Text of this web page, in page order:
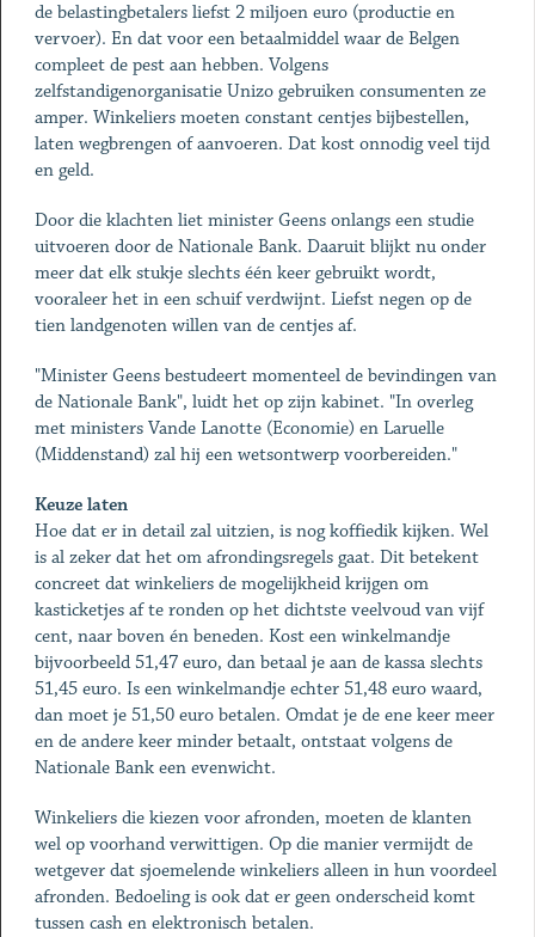
de belastingbetalers liefst 2 miljoen euro (productie en
vervoer). En dat voor een betaalmiddel waar de Belgen
compleet de pest aan hebben. Volgens
zelfstandigenorganisatie Unizo gebruiken consumenten ze
amper. Winkeliers moeten constant centjes bijbestellen,
laten wegbrengen of aanvoeren. Dat kost onnodig veel tijd
en geld.
Door die klachten liet minister Geens onlangs een studie
uitvoeren door de Nationale Bank. Daaruit blijkt nu onder
meer dat elk stukje slechts één keer gebruikt wordt,
vooraleer het in een schuif verdwijnt. Liefst negen op de
tien landgenoten willen van de centjes af.
"Minister Geens bestudeert momenteel de bevindingen van
de Nationale Bank", luidt het op zijn kabinet. "In overleg
met ministers Vande Lanotte (Economie) en Laruelle
(Middenstand) zal hij een wetsontwerp voorbereiden."
Keuze laten
Hoe dat er in detail zal uitzien, is nog koffiedik kijken. Wel
is al zeker dat het om afrondingsregels gaat. Dit betekent
concreet dat winkeliers de mogelijkheid krijgen om
kasticketjes af te ronden op het dichtste veelvoud van vijf
cent, naar boven én beneden. Kost een winkelmandje
bijvoorbeeld 51,47 euro, dan betaal je aan de kassa slechts
51,45 euro. Is een winkelmandje echter 51,48 euro waard,
dan moet je 51,50 euro betalen. Omdat je de ene keer meer
en de andere keer minder betaalt, ontstaat volgens de
Nationale Bank een evenwicht.
Winkeliers die kiezen voor afronden, moeten de klanten
wel op voorhand verwittigen. Op die manier vermijdt de
wetgever dat sjoemelende winkeliers alleen in hun voordeel
afronden. Bedoeling is ook dat er geen onderscheid komt
tussen cash en elektronisch betalen.